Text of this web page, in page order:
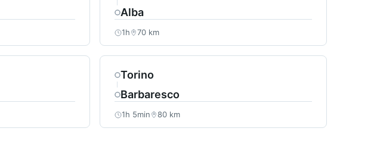
Alba
1h 70 km
Torino
Barbaresco
1h 5min 80 km